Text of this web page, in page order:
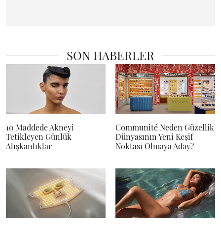
SON HABERLER
10 Maddede Akneyi
Tetikleyen Günlük
Alışkanlıklar
Communité Neden Güzellik
Dünyasının Yeni Keşif
Noktası Olmaya Aday?